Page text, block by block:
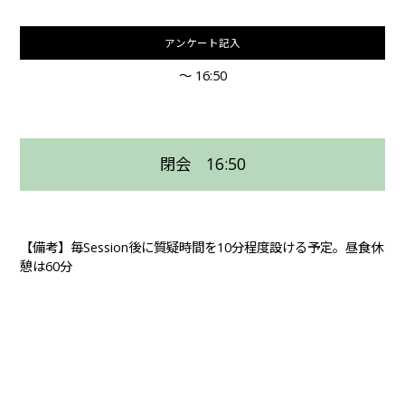
アンケート記入
～ 16:50
閉会 16:50
【備考】毎Session後に質疑時間を10分程度設ける予定。昼食休
憩は60分